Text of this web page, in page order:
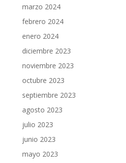
marzo 2024
febrero 2024
enero 2024
diciembre 2023
noviembre 2023
octubre 2023
septiembre 2023
agosto 2023
julio 2023
junio 2023
mayo 2023